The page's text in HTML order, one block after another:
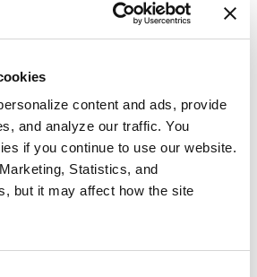
content and ads, provide
and analyze our traffic. You
if you continue to use our website.
Statistics, and
but it may affect how the site
없고 신규 프로젝트에 대한 스토
완료됩니다"라고 설명합니다.
스
공하는 공유 파일 시스템을 통
동시에 데이터에 액세스할 수 있
를 통해 여러 그룹이 자료
고 투명하게 자료를 이용할 수
니다. StorNext 플랫폼은 견고한